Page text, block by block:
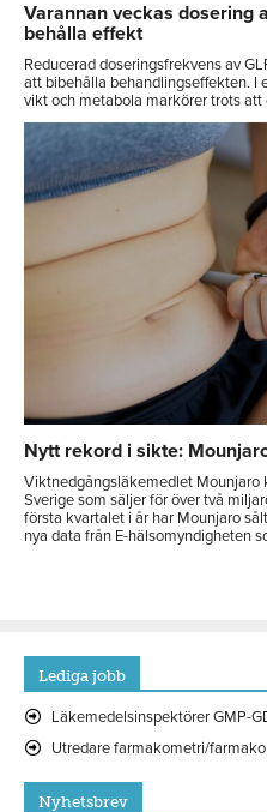
Varannan veckas dosering
behålla effekt
Reducerad doseringsfrekvens av
att bibehålla behandlingseffekten. I
vikt och metabola markörer trots att
Nytt rekord i sikte:
Viktnedgångsläkemedlet Mounjaro
Sverige som säljer för över två
första kvartalet i år har Mounjaro
nya data från E-hälsomyndigheten
Lediga jobb
Läkemedelsinspektörer GMP-
Utredare farmakometri/
Nyhetsbrev